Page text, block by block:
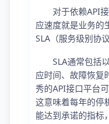
对于依赖API
应速度就是业务的
SLA（服务级别协
SLA通常包括
应时间、故障恢复
秀的API接口平台
这意味着每年的停
能达到承诺的指标